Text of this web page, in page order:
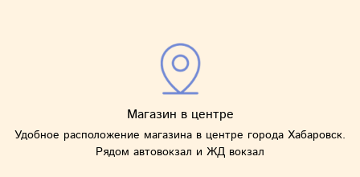
Магазин в центре
Удобное расположение магазина в центре города Хабаровск.
Рядом автовокзал и ЖД вокзал